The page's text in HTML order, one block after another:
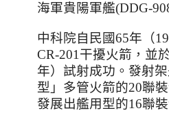
海軍貴陽軍艦(DDG-
中科院自民國65年（
CR-201干擾火箭，並
年）試射成功。發射
型」多管火箭的20聯
發展出艦用型的16聯